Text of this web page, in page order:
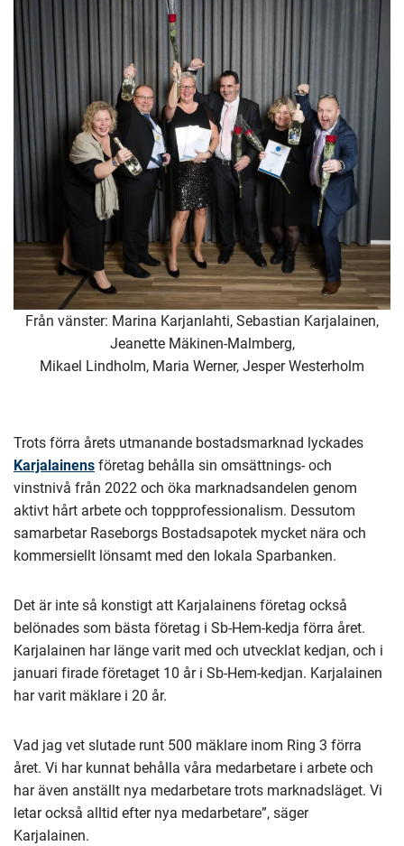
Från vänster: Marina Karjanlahti, Sebastian Karjalainen,
Jeanette Mäkinen-Malmberg,
Mikael Lindholm, Maria Werner, Jesper Westerholm
Trots förra årets utmanande bostadsmarknad lyckades
Karjalainens företag behålla sin omsättnings- och
vinstnivå från 2022 och öka marknadsandelen genom
aktivt hårt arbete och toppprofessionalism. Dessutom
samarbetar Raseborgs Bostadsapotek mycket nära och
kommersiellt lönsamt med den lokala Sparbanken.
Det är inte så konstigt att Karjalainens företag också
belönades som bästa företag i Sb-Hem-kedja förra året.
Karjalainen har länge varit med och utvecklat kedjan, och i
januari firade företaget 10 år i Sb-Hem-kedjan. Karjalainen
har varit mäklare i 20 år.
Vad jag vet slutade runt 500 mäklare inom Ring 3 förra
året. Vi har kunnat behålla våra medarbetare i arbete och
har även anställt nya medarbetare trots marknadsläget. Vi
letar också alltid efter nya medarbetare”, säger
Karjalainen.